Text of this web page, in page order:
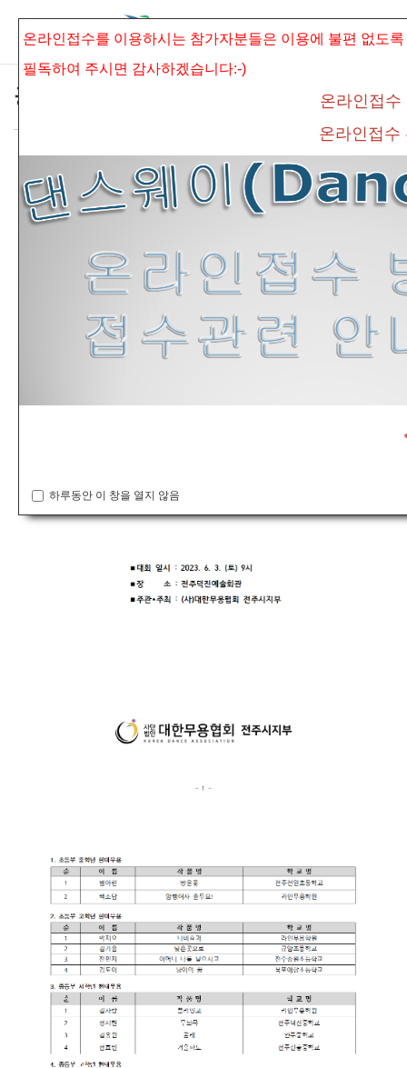
공지사항
*2023년 제4회 단오전국무용경연대회 순서
표 안내*
admin 조회 수559 추천 수 0 댓글0
온라인접수를 이용하시는 참가자분들은 이용에 불편 없도록
필독하여 주시면 감사하겠습니다:-)
온라인접수
온라인접
하루동안 이 창을 열지 않음
Sketchbook5, 스케치북5
Sketchbook5, 스케치북5